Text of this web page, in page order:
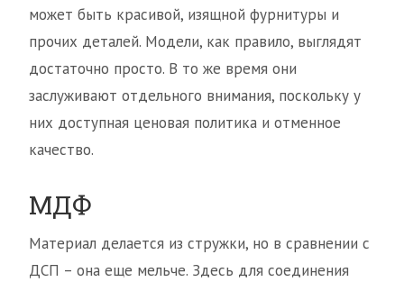
может быть красивой, изящной фурнитуры и
прочих деталей. Модели, как правило, выглядят
достаточно просто. В то же время они
заслуживают отдельного внимания, поскольку у
них доступная ценовая политика и отменное
качество.
МДФ
Материал делается из стружки, но в сравнении с
ДСП – она еще мельче. Здесь для соединения